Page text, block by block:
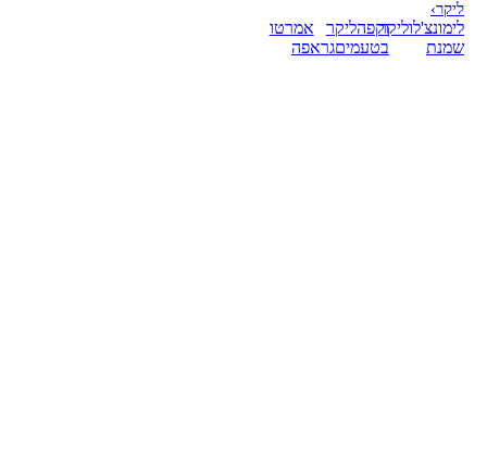
ליקר›
לימונצ'לוליקר
שמנת
וקפהליקר
בטעמיםגראפה
אמרטו